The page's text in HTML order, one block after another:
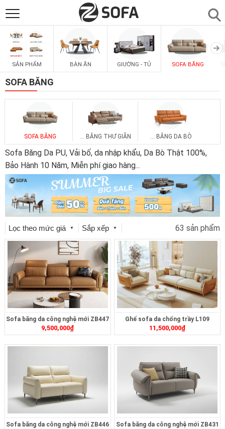
SẢN PHẨM
SOFAS
PHÒNG ĂN
PHÒNG NGỦ
PHÒNG KHÁCH
LIÊN HỆ
SẢN PHẨM BÀN ĂN GIƯỜNG - TỦ SOFA BĂNG
SOFA BĂNG
SOFA BĂNG ... BĂNG THƯ GIÃN ... BĂNG DA BÒ
Sofa Băng Da PU, Vải bố, da nhập khẩu, Da Bò Thật 100%,
Bảo Hành 10 Năm, Miễn phí giao hàng...
Lọc theo mức giá ▼ Sắp xếp ▼ 63 sản phẩm
Sofa băng da công nghệ mới ZB447
9,500,000₫
Ghế sofa da chống trầy L109
11,500,000₫
Sofa băng da công nghệ mới ZB446 Sofa băng da công nghệ mới ZB431